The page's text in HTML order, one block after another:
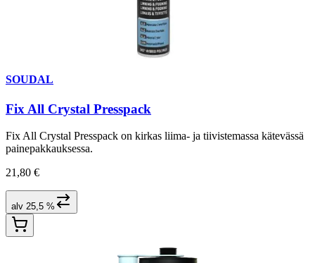
SOUDAL
Fix All Crystal Presspack
Fix All Crystal Presspack on kirkas liima- ja tiivistemassa kätevässä
painepakkauksessa.
21,80 €
alv 25,5 %